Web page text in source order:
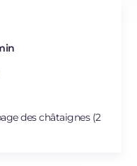
des châtaignes (2